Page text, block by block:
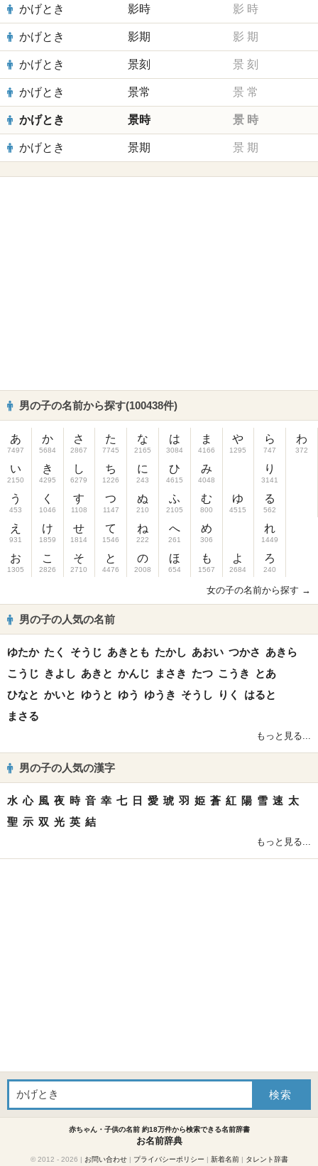
かげとき 影時 影 時
かげとき 影期 影 期
かげとき 景刻 景 刻
かげとき 景常 景 常
かげとき 景時 景 時
かげとき 景期 景 期
男の子の名前から探す(100438件)
あ
7497
い
2150
う
453
え
931
お
1305
か
5684
き
4295
く
1046
け
1859
こ
2826
さ
2867
し
6279
す
1108
せ
1814
そ
2710
た
7745
ち
1226
つ
1147
て
1546
と
4476
な
2165
に
243
ぬ
210
ね
222
の
2008
は
3084
ひ
4615
ふ
2105
へ
261
ほ
654
ま
4166
み
4048
む
800
め
306
も
1567
や
1295
ゆ
4515
よ
2684
ら
747
り
3141
る
562
れ
1449
ろ
240
わ
372
女の子の名前から探す →
男の子の人気の名前
ゆたか たく そうじ あきとも たかし あおい つかさ あきら
こうじ きよし あきと かんじ まさき たつ こうき
とあ
ひなと かいと ゆうと ゆう ゆうき そうし りく
はると
まさる
もっと見る...
男の子の人気の漢字
水 心 風 夜 時 音 幸 七 日 愛 琥 羽 姫 蒼 紅 陽 雪 速 太
聖 示 双 光 英 結
もっと見る...
赤ちゃん・子供の名前 約18万件から検索できる名前辞書
お名前辞典
© 2012 - 2026 | お問い合わせ| プライバシーポリシー | 新着名前| タレント辞書